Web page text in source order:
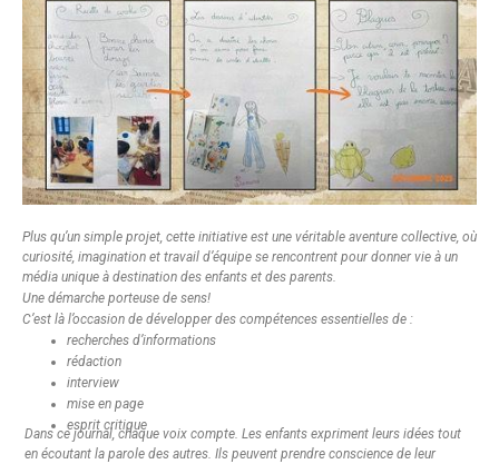
Plus qu’un simple projet, cette initiative est une véritable aventure collective, où
curiosité, imagination et travail d’équipe se rencontrent pour donner vie à un
média unique à destination des enfants et des parents.
Une démarche porteuse de sens!
C’est là l’occasion de développer des compétences essentielles de :
recherches d’informations
rédaction
interview
mise en page
esprit critique
Dans ce journal, chaque voix compte. Les enfants expriment leurs idées tout
en écoutant la parole des autres. Ils peuvent prendre conscience de leur